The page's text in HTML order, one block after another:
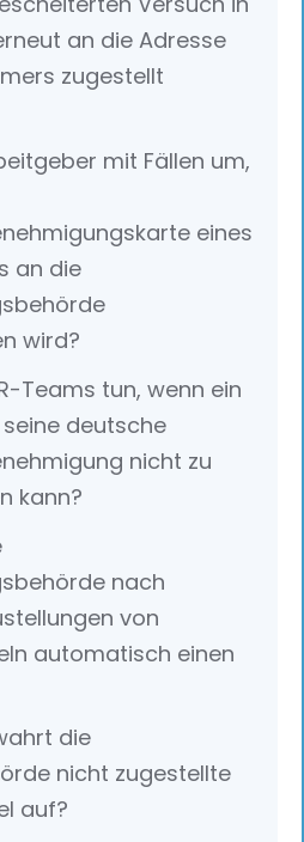
an die Adresse
zugestellt
mit Fällen um,
eines
an die
wird?
Teams tun, wenn ein
deutsche
nicht zu
kann?
nach
von
automatisch einen
die
nicht zugestellte
auf?